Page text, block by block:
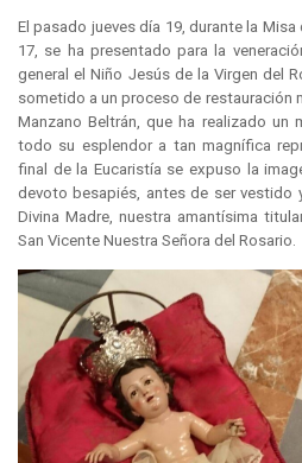
El pasado jueves día 19, durante la
17, se ha presentado para la
general el Niño Jesús de la Virgen del
sometido a un proceso de restauración
Manzano Beltrán, que ha realizado un
todo su esplendor a tan magnífica
final de la Eucaristía se expuso la
devoto besapiés, antes de ser vestido
Divina Madre, nuestra amantísima
San Vicente Nuestra Señora del Rosario.